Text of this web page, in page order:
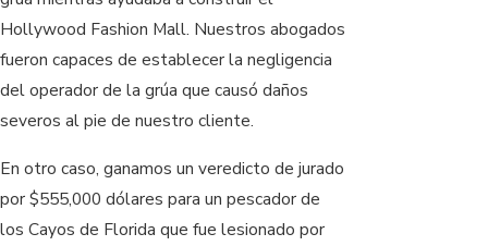
Hollywood Fashion Mall. Nuestros abogados
fueron capaces de establecer la negligencia
del operador de la grúa que causó daños
severos al pie de nuestro cliente.
En otro caso, ganamos un veredicto de jurado
por $555,000 dólares para un pescador de
los Cayos de Florida que fue lesionado por